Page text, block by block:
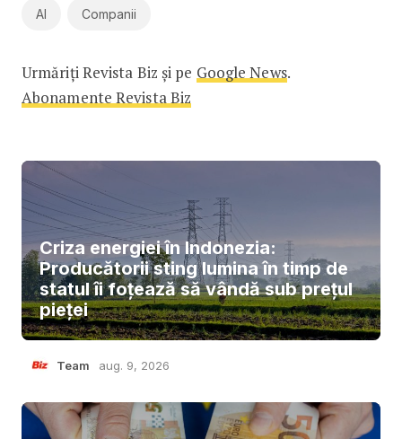
AI Companii
Urmăriți Revista Biz și pe Google News.
Abonamente Revista Biz
Criza energiei în Indonezia:
Producătorii sting lumina în timp de
statul îi foțează să vândă sub prețul
pieței
Team aug. 9, 2026